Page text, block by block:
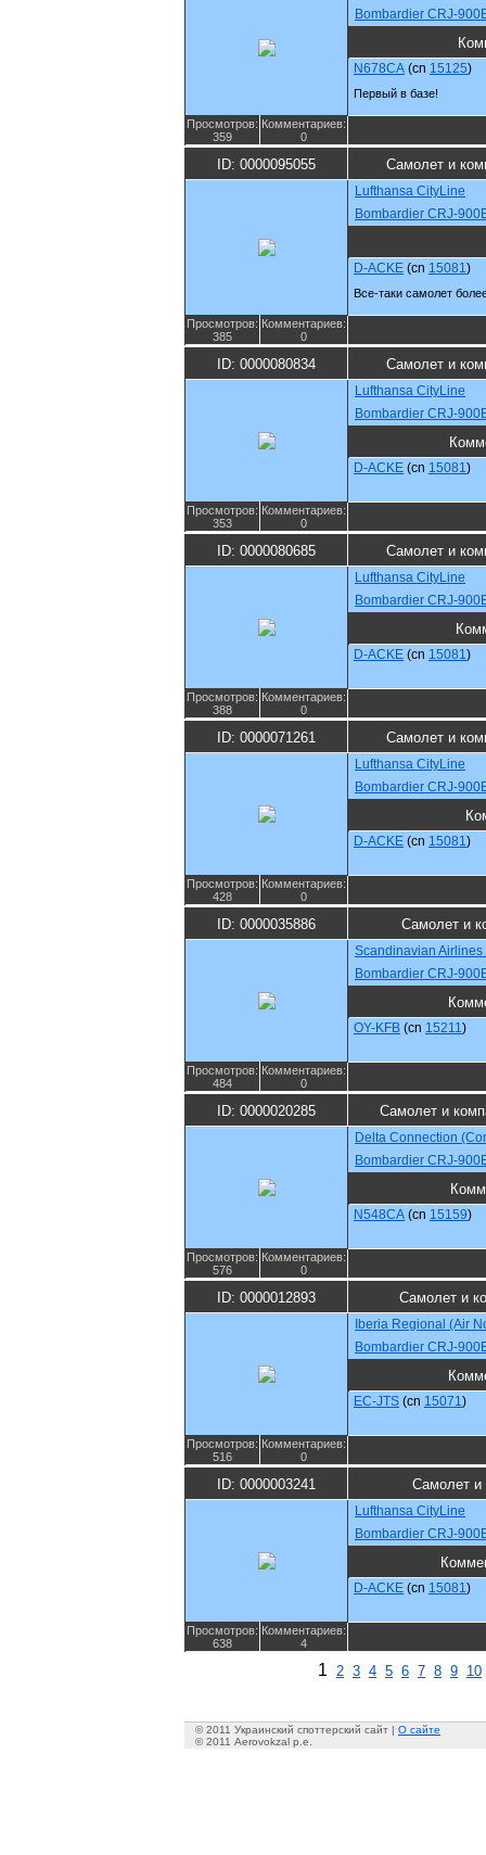
Bombardier CRJ-
N678CA (cn 15125)
Первый в базе!
Просмотров:
359
Комментариев:
0
ID: 0000095055 Самолет и
Lufthansa CityLine
Bombardier CRJ-
D-ACKE (cn 15081)
Все-таки самолет
Просмотров:
385
Комментариев:
0
ID: 0000080834 Самолет и
Lufthansa CityLine
Bombardier CRJ-
D-ACKE (cn 15081)
Просмотров:
353
Комментариев:
0
ID: 0000080685 Самолет и
Lufthansa CityLine
Bombardier CRJ-
D-ACKE (cn 15081)
Просмотров:
388
Комментариев:
0
ID: 0000071261 Самолет и
Lufthansa CityLine
Bombardier CRJ-
D-ACKE (cn 15081)
Просмотров:
428
Комментариев:
0
ID: 0000035886 Самолет и
Scandinavian Airlines
Bombardier CRJ-
OY-KFB (cn 15211)
Просмотров:
484
Комментариев:
0
ID: 0000020285 Самолет и
Delta Connection
Bombardier CRJ-
N548CA (cn 15159)
Просмотров:
576
Комментариев:
0
ID: 0000012893 Самолет и
Iberia Regional (Air
Bombardier CRJ-
EC-JTS (cn 15071)
Просмотров:
516
Комментариев:
0
ID: 0000003241 Самолет и
Lufthansa CityLine
Bombardier CRJ-
D-ACKE (cn 15081)
Просмотров:
638
Комментариев:
4
1 2 3 4 5 6 7 8 9 10
© 2011 Украинский споттерский сайт | О сайте
© 2011 Aerovokzal p.e.